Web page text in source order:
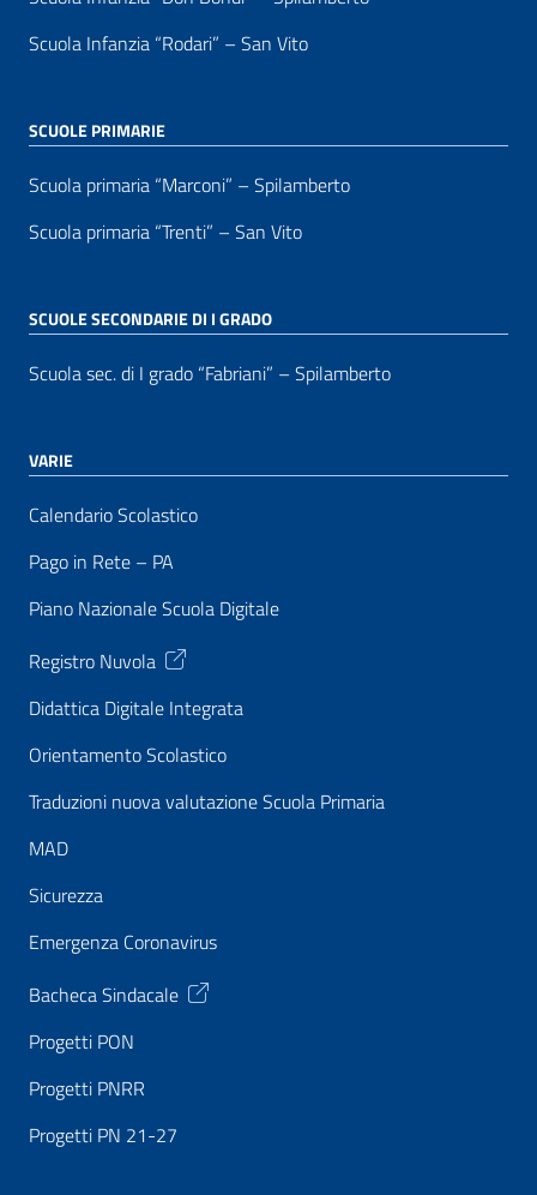
Scuola Infanzia “Rodari” – San Vito
SCUOLE PRIMARIE
Scuola primaria “Marconi” – Spilamberto
Scuola primaria “Trenti” – San Vito
SCUOLE SECONDARIE DI I GRADO
Scuola sec. di I grado “Fabriani” – Spilamberto
VARIE
Calendario Scolastico
Pago in Rete – PA
Piano Nazionale Scuola Digitale
Registro Nuvola
Didattica Digitale Integrata
Orientamento Scolastico
Traduzioni nuova valutazione Scuola Primaria
MAD
Sicurezza
Emergenza Coronavirus
Bacheca Sindacale
Progetti PON
Progetti PNRR
Progetti PN 21-27